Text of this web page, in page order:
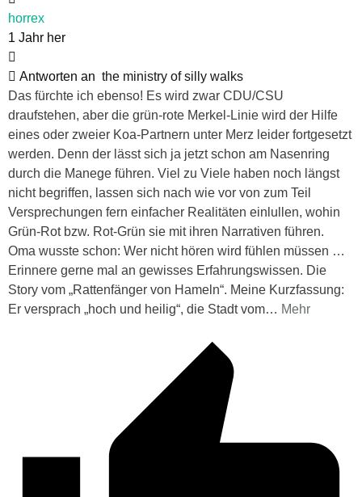
horrex
1 Jahr her
Antworten an the ministry of silly walks
Das fürchte ich ebenso! Es wird zwar CDU/CSU
draufstehen, aber die grün-rote Merkel-Linie wird der Hilfe
eines oder zweier Koa-Partnern unter Merz leider fortgesetzt
werden. Denn der lässt sich ja jetzt schon am Nasenring
durch die Manege führen. Viel zu Viele haben noch längst
nicht begriffen, lassen sich nach wie vor von zum Teil
Versprechungen fern einfacher Realitäten einlullen, wohin
Grün-Rot bzw. Rot-Grün sie mit ihren Narrativen führen.
Oma wusste schon: Wer nicht hören wird fühlen müssen …
Erinnere gerne mal an gewisses Erfahrungswissen. Die
Story vom „Rattenfänger von Hameln“. Meine Kurzfassung:
Er versprach „hoch und heilig“, die Stadt vom… Mehr